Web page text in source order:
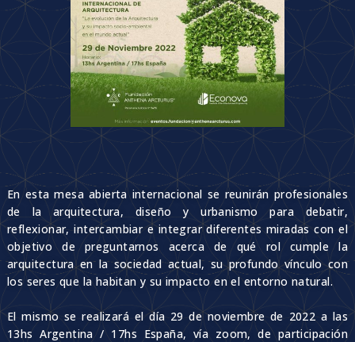
En esta mesa abierta internacional se reunirán profesionales
de la arquitectura, diseño y urbanismo para debatir,
reflexionar, intercambiar e integrar diferentes miradas con el
objetivo de preguntarnos acerca de qué rol cumple la
arquitectura en la sociedad actual, su profundo vínculo con
los seres que la habitan y su impacto en el entorno natural.
El mismo se realizará el día 29 de noviembre de 2022 a las
13hs Argentina / 17hs España, vía zoom, de participación